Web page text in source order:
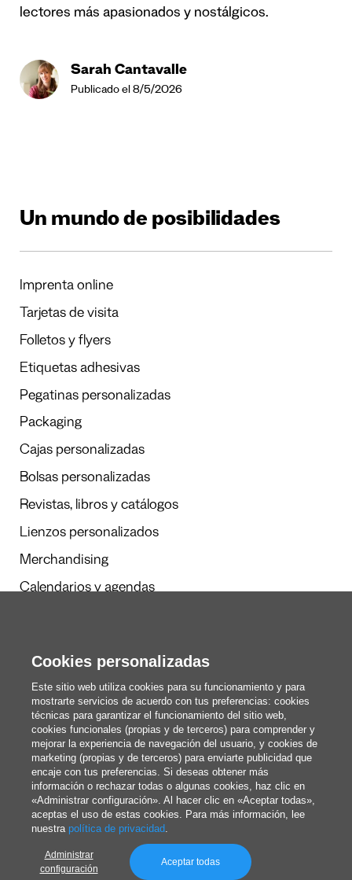
lectores más apasionados y nostálgicos.
Sarah Cantavalle
Publicado el 8/5/2026
Un mundo de posibilidades
Imprenta online
Tarjetas de visita
Folletos y flyers
Etiquetas adhesivas
Pegatinas personalizadas
Packaging
Cajas personalizadas
Bolsas personalizadas
Revistas, libros y catálogos
Lienzos personalizados
Merchandising
Calendarios y agendas
Redacción
Estos somos nosotros
blog@pixartprinting.com
Política de privacidad
Cookies personalizadas
Este sitio web utiliza cookies para su funcionamiento y para
mostrarte servicios de acuerdo con tus preferencias: cookies
técnicas para garantizar el funcionamiento del sitio web,
cookies funcionales (propias y de terceros) para comprender y
mejorar la experiencia de navegación del usuario, y cookies de
marketing (propias y de terceros) para enviarte publicidad que
encaje con tus preferencias. Si deseas obtener más
información o rechazar todas o algunas cookies, haz clic en
«Administrar configuración». Al hacer clic en «Aceptar todas»,
aceptas el uso de estas cookies. Para más información, lee
nuestra política de privacidad.
Administrar
configuración
Aceptar todas